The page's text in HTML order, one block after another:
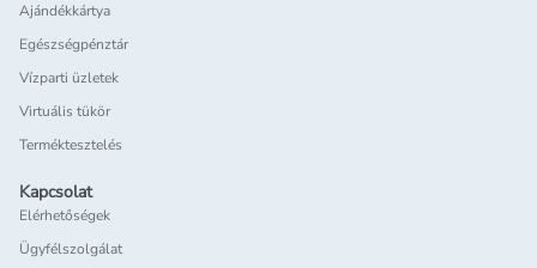
Ajándékkártya
Egészségpénztár
Vízparti üzletek
Virtuális tükör
Terméktesztelés
Kapcsolat
Elérhetőségek
Ügyfélszolgálat